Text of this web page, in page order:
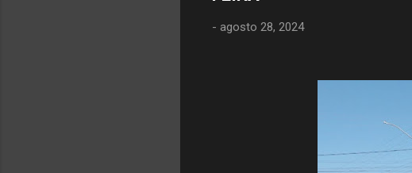
- agosto 28, 2024